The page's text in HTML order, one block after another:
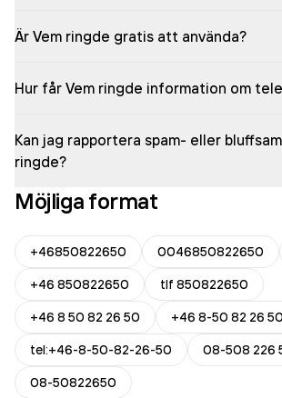
Är Vem ringde gratis att använda?
Hur får Vem ringde information om
Kan jag rapportera spam- eller
ringde?
Möjliga format
+46850822650 0046850822650
+46 850822650
tlf 850822650
+46 8 50 82 26 50
+46 8-50 82 26 50
tel:+46-8-50-82-26-50
08-508 226
08-50822650